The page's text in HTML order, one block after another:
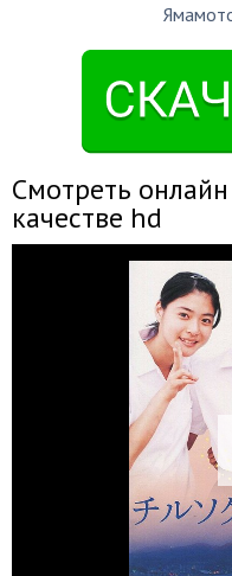
Смотреть
качестве hd